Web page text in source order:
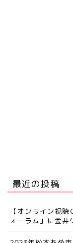
最近の投稿
【オンライン視
ォーラム」に金井